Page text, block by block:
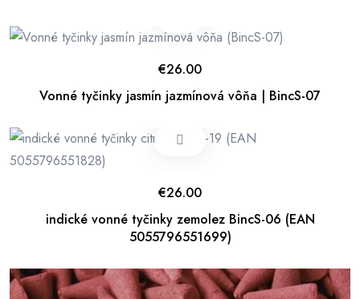
Vonné tyčinky jasmín jazmínová vôňa | BincS-07
€26.00
indické vonné tyčinky zemolez BincS-06 (EAN
5055796551699)
€26.00